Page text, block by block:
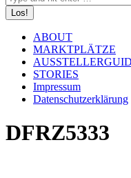
ABOUT
MARKTPLÄTZE
STORIES
Impressum
Datenschutzerklärung
DFRZ5333